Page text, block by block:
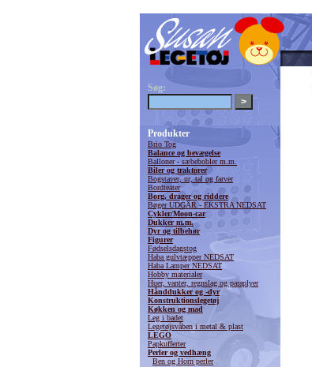
Søg:
Produkter
Brio Tog
Balance og bevægelse
Balloner - sæbebobler m.m.
Biler og traktorer
Bogstaver, ur, tal og farver
Bordteater
Borg, drager og riddere
Bøger UDGÅR - EKSTRA NEDSAT
Cykler/Moon-car
Dukker m.m.
Dyr og tilbehør
Figurer
Fødselsdagstog
Haba gulvtæpper NEDSAT
Haba Lamper NEDSAT
Hobby materialer
Huer, vanter, regnslag og paraplyer
Hånddukker og -dyr
Konstruktionslegetøj
Køkken og mad
Leg i badet
Legetøjsvåben i metal & plast
LEGO
Papkufferter
Perler og vedhæng
Ben og Horn perler